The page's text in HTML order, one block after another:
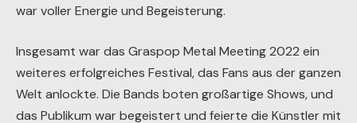
war voller Energie und Begeisterung.
Insgesamt war das Graspop Metal Meeting 2022 ein
weiteres erfolgreiches Festival, das Fans aus der ganzen
Welt anlockte. Die Bands boten großartige Shows, und
das Publikum war begeistert und feierte die Künstler mit